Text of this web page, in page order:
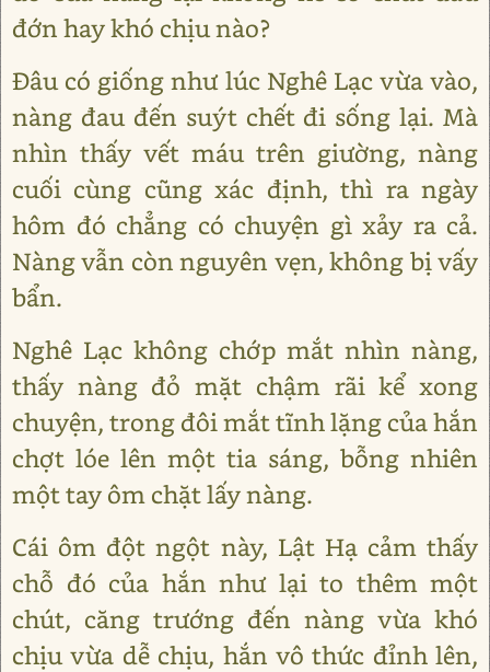
đớn hay khó chịu nào?
Đâu có giống như lúc Nghê Lạc vừa vào,
nàng đau đến suýt chết đi sống lại. Mà
nhìn thấy vết máu trên giường, nàng
cuối cùng cũng xác định, thì ra ngày
hôm đó chẳng có chuyện gì xảy ra cả.
Nàng vẫn còn nguyên vẹn, không bị vấy
bẩn.
Nghê Lạc không chớp mắt nhìn nàng,
thấy nàng đỏ mặt chậm rãi kể xong
chuyện, trong đôi mắt tĩnh lặng của hắn
chợt lóe lên một tia sáng, bỗng nhiên
một tay ôm chặt lấy nàng.
Cái ôm đột ngột này, Lật Hạ cảm thấy
chỗ đó của hắn như lại to thêm một
chút, căng trướng đến nàng vừa khó
chịu vừa dễ chịu, hắn vô thức đỉnh lên,